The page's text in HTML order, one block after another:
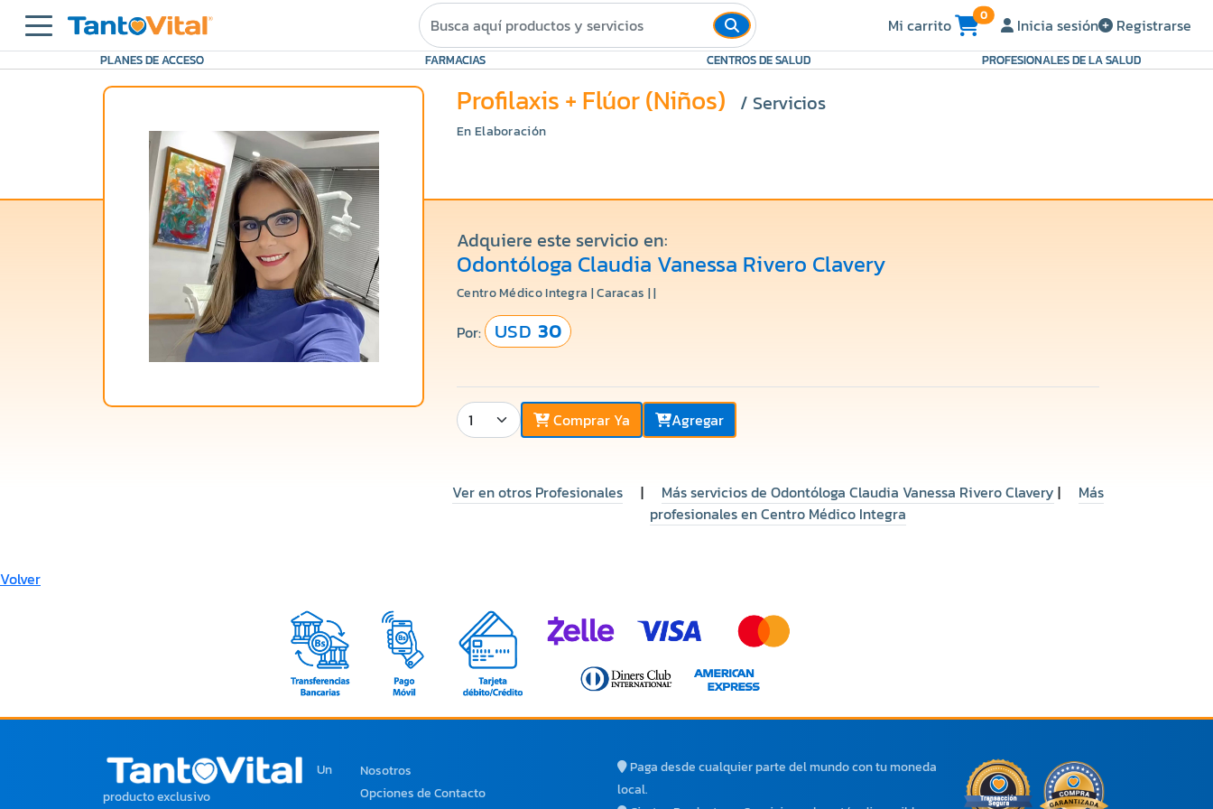
Mi carrito 0 Inicia sesión Registrarse
PLANES DE ACCESO FARMACIAS CENTROS DE SALUD PROFESIONALES DE LA SALUD
Profilaxis + Flúor (Niños) / Servicios
En Elaboración
Adquiere este servicio en:
Odontóloga Claudia Vanessa Rivero Clavery
Centro Médico Integra | Caracas | |
Por: USD30
Comprar Ya Agregar
Ver en otros Profesionales | Más servicios de Odontóloga Claudia Vanessa Rivero Clavery |
Más
profesionales en Centro Médico Integra
Volver
Un
producto exclusivo
Nosotros
Opciones de Contacto
Paga desde cualquier parte del mundo con tu moneda
local.